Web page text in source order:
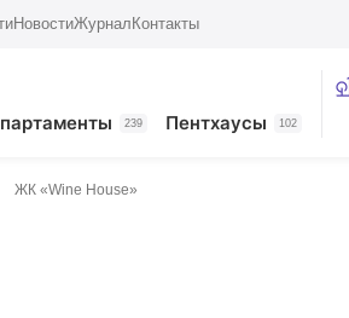
НовостиЖурнал Контакты
239 Пентхаусы 102
ЖК «Wine House»